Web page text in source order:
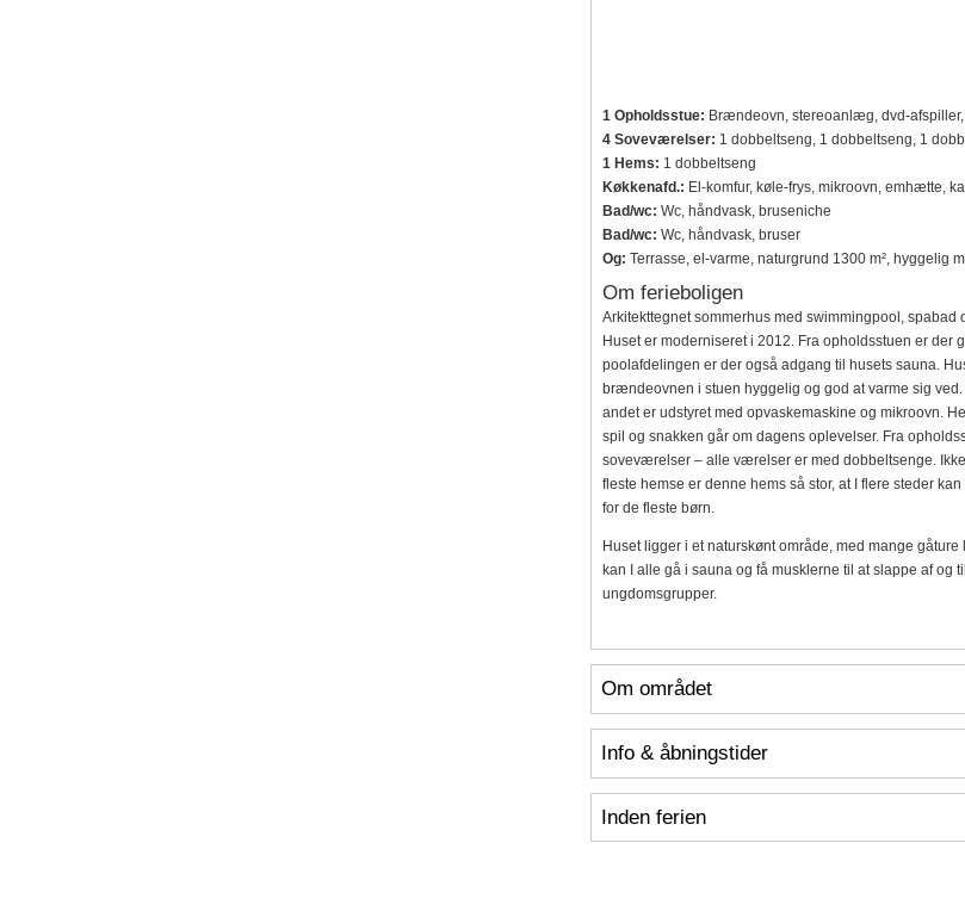
1 Opholdsstue: Brændeovn, stereoanlæg, dvd-afspiller,
4 Soveværelser: 1 dobbeltseng, 1 dobbeltseng, 1
1 Hems: 1 dobbeltseng
Køkkenafd.: El-komfur, køle-frys, mikroovn, emhætte,
Bad/wc: Wc, håndvask, bruseniche
Bad/wc: Wc, håndvask, bruser
Og: Terrasse, el-varme, naturgrund 1300 m², hyggelig
Om ferieboligen
Arkitekttegnet sommerhus med swimmingpool,
Huset er moderniseret i 2012. Fra opholdsstuen er
poolafdelingen er der også adgang til husets sauna.
brændeovnen i stuen hyggelig og god at varme sig
andet er udstyret med opvaskemaskine og mikroovn.
spil og snakken går om dagens oplevelser. Fra
soveværelser – alle værelser er med dobbeltsenge.
fleste hemse er denne hems så stor, at I flere steder
for de fleste børn.
Huset ligger i et naturskønt område, med mange
kan I alle gå i sauna og få musklerne til at slappe af og
ungdomsgrupper.
Om området
Info & åbningstider
Inden ferien